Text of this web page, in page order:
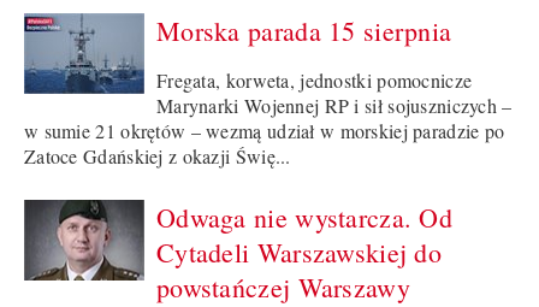
Morska parada 15 sierpnia
Fregata, korweta, jednostki pomocnicze
Marynarki Wojennej RP i sił sojuszniczych –
w sumie 21 okrętów – wezmą udział w morskiej paradzie po
Zatoce Gdańskiej z okazji Świę...
Odwaga nie wystarcza. Od
Cytadeli Warszawskiej do
powstańczej Warszawy